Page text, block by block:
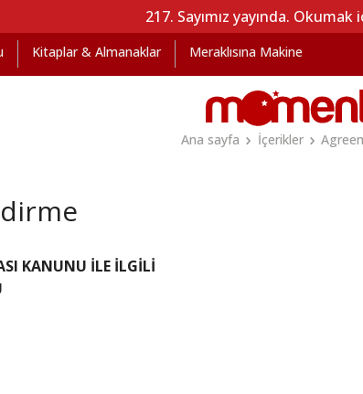
217. Sayımız yayında. Okumak
Kitaplar & Almanaklar Meraklısına Makine
Ana sayfa
İçerikler
KANUNU İLE İLGİLİ